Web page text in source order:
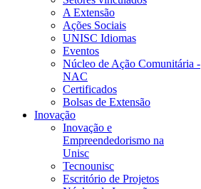
A Extensão
Ações Sociais
UNISC Idiomas
Eventos
Núcleo de Ação Comunitária -
NAC
Certificados
Bolsas de Extensão
Inovação
Inovação e
Empreendedorismo na
Unisc
Tecnounisc
Escritório de Projetos